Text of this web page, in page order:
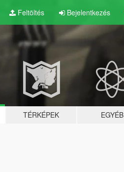
Feltöltés Bejelentkezés
TÉRKÉPEK EGYÉB